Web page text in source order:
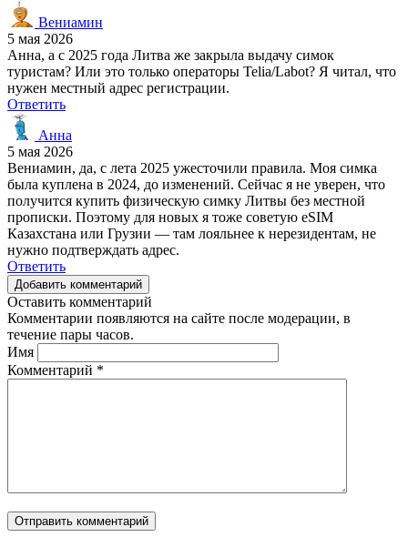
Вениамин
5 мая 2026
Анна, а с 2025 года Литва же закрыла выдачу симок
туристам? Или это только операторы Telia/Labot? Я читал, что
нужен местный адрес регистрации.
Ответить
Анна
5 мая 2026
Вениамин, да, с лета 2025 ужесточили правила. Моя симка
была куплена в 2024, до изменений. Сейчас я не уверен, что
получится купить физическую симку Литвы без местной
прописки. Поэтому для новых я тоже советую eSIM
Казахстана или Грузии — там лояльнее к нерезидентам, не
нужно подтверждать адрес.
Ответить
Добавить комментарий
Оставить комментарий
Комментарии появляются на сайте после модерации, в
течение пары часов.
Имя
Комментарий *